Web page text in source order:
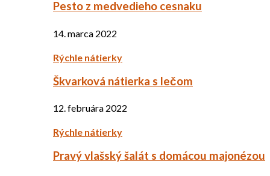
Pesto z medvedieho cesnaku
14. marca 2022
Rýchle nátierky
Škvarková nátierka s lečom
12. februára 2022
Rýchle nátierky
Pravý vlašský šalát s domácou majonézou